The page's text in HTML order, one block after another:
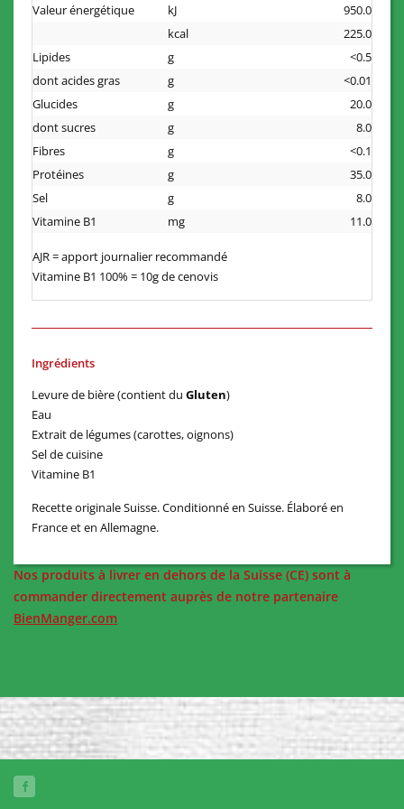
Valeur énergétique kJ
950.0
kcal
225.0
Lipides
g
<0.5
dont acides gras
g
<0.01
Glucides
g
20.0
dont sucres
g
8.0
Fibres
g
<0.1
Protéines
g
35.0
Sel
g
8.0
Vitamine B1
mg 11.0
AJR = apport journalier recommandé
Vitamine B1 100% = 10g de cenovis
Ingrédients
Levure de bière (contient du Gluten)
Eau
Extrait de légumes (carottes, oignons)
Sel de cuisine
Vitamine B1
Recette originale Suisse. Conditionné en Suisse. Élaboré en
France et en Allemagne.
Nos produits à livrer en dehors de la Suisse (CE) sont à
commander directement auprès de notre partenaire
BienManger.com